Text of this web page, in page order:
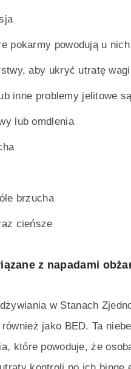
pokarmy powodują u
aby ukryć utratę wagi
inne problemy jelitowe
lub omdlenia
brzucha
cieńsze
z napadami
w Stanach
jako BED. Ta
które powoduje, że